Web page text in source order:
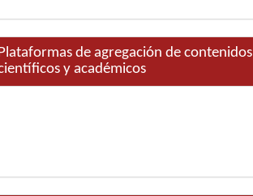
de agregación de contenidos
y académicos